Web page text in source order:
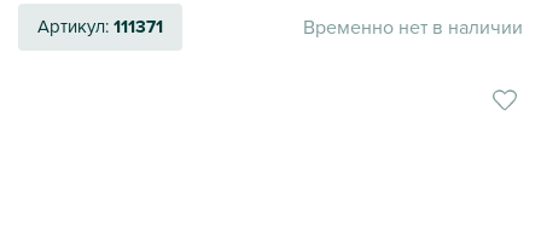
Артикул:111371 Временно нет в наличии